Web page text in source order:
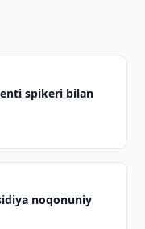
spikeri bilan
noqonuniy